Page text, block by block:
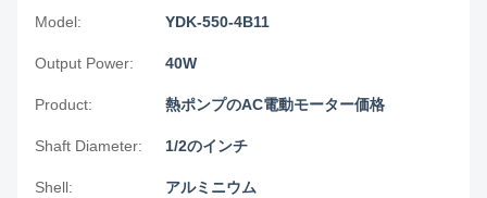
Model: YDK-550-4B11
Output Power: 40W
Product: 熱ポンプのAC電動モーター価格
Shaft Diameter: 1/2のインチ
Shell: アルミニウム